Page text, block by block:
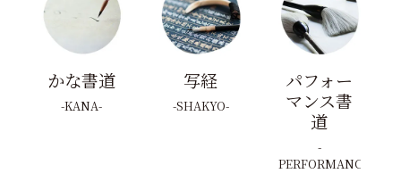
かな書道
KANA
写経
SHAKYO
パフォー
マンス書
道
PERFORMANCE